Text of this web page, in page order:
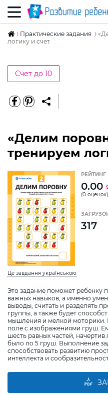
Практические задания
логику и счет
Счет до 10
«Делим
тренируем
Це завдання українською
Это задание поможет ребенку
важных навыков, а именно
выводы, считать и разделять
группы, а также будет
мышления и мелкой моторики.
поле с изображениями груш.
шесть равных частей,
было по 5 груш. Выполнение
способствовать развитию
интеллекта и
РЕЙТИНГ
0.00
(0 оценок)
317